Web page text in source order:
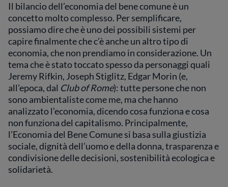
Il bilancio dell’economia del bene comune è un
concetto molto complesso. Per semplificare,
possiamo dire che è uno dei possibili sistemi per
capire finalmente che c’è anche un altro tipo di
economia, che non prendiamo in considerazione. Un
tema che è stato toccato spesso da personaggi quali
Jeremy Rifkin, Joseph Stiglitz, Edgar Morin (e,
all’epoca, dal Club of Rome): tutte persone che non
sono ambientaliste come me, ma che hanno
analizzato l’economia, dicendo cosa funziona e cosa
non funziona del capitalismo. Principalmente,
l’Economia del Bene Comune si basa sulla giustizia
sociale, dignità dell’uomo e della donna, trasparenza e
condivisione delle decisioni, sostenibilità ecologica e
solidarietà.